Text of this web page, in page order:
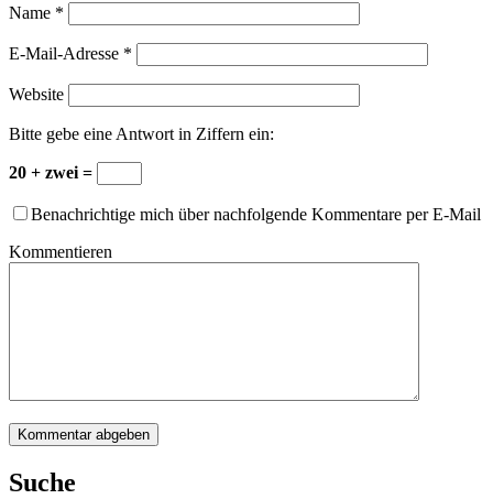
Name *
E-Mail-Adresse *
Website
Bitte gebe eine Antwort in Ziffern ein:
20 + zwei =
Benachrichtige mich über nachfolgende Kommentare per E-Mail
Kommentieren
Suche